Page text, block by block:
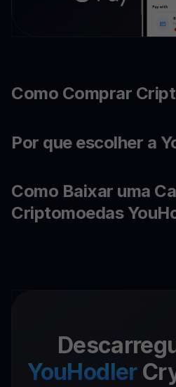
Como Comprar
Por que escolher a
Como Baixar uma
Criptomoedas
YouHodler